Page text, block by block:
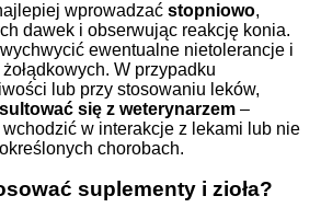
wprowadzać stopniowo,
dawek i obserwując reakcję konia.
ewentualne nietolerancje i
W przypadku
lub przy stosowaniu leków,
się z weterynarzem –
wchodzić w interakcje z lekami lub nie
chorobach.
suplementy i zioła?